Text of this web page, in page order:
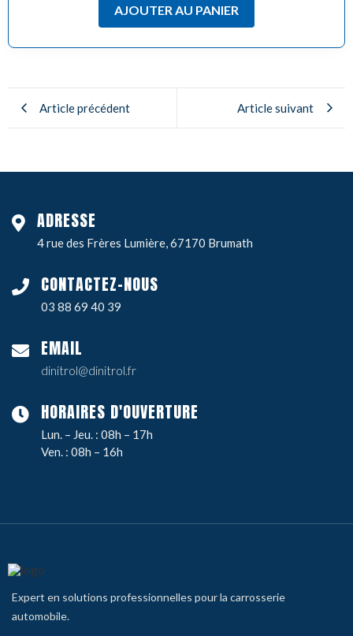
AJOUTER AU PANIER
Article précédent Article suivant
ADRESSE
4 rue des Frères Lumière, 67170 Brumath
CONTACTEZ-NOUS
03 88 69 40 39
EMAIL
dinitrol@dinitrol.fr
HORAIRES D'OUVERTURE
Lun. – Jeu. : 08h – 17h
Ven. : 08h – 16h
Expert en solutions professionnelles pour la carrosserie
automobile.